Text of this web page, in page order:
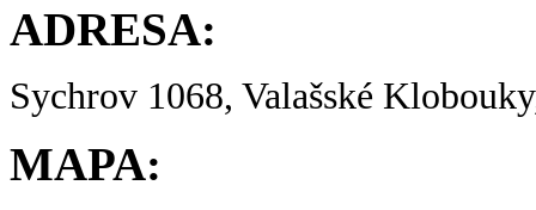
ADRESA:
Sychrov 1068, Valašské
MAPA: